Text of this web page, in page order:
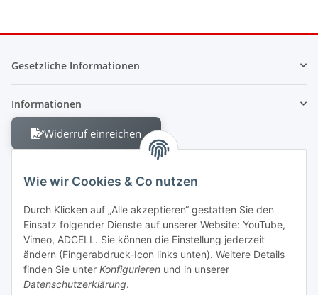
Wie wir Cookies & Co nutzen
Durch Klicken auf „Alle akzeptieren“ gestatten Sie den
Einsatz folgender Dienste auf unserer Website: YouTube,
Vimeo, ADCELL. Sie können die Einstellung jederzeit
ändern (Fingerabdruck-Icon links unten). Weitere Details
finden Sie unter Konfigurieren und in unserer
Datenschutzerklärung.
Gesetzliche Informationen
Informationen
Widerruf einreichen
Berliner Allee 38
13088 Berlin
Shop +49 30 4280 2070
Fax +49 30 4280 2071